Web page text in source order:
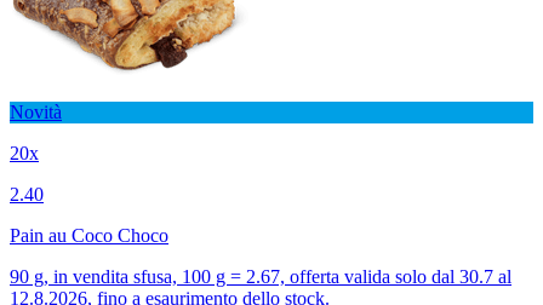
Novità
20x
2.40
Pain au Coco Choco
90 g, in vendita sfusa, 100 g = 2.67, offerta valida solo dal 30.7 al
12.8.2026, fino a esaurimento dello stock.